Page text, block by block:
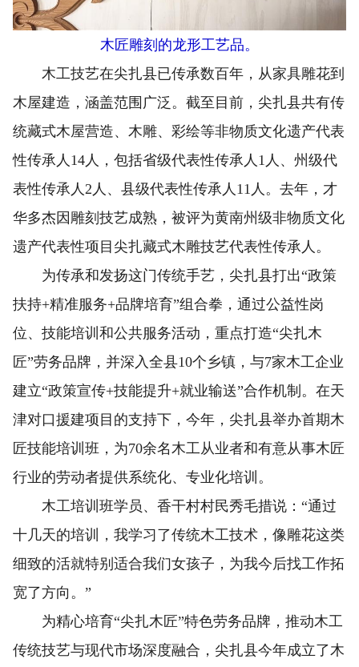
木匠雕刻的龙形工艺品。
木工技艺在尖扎县已传承数百年，从家具雕花到
木屋建造，涵盖范围广泛。截至目前，尖扎县共有传
统藏式木屋营造、木雕、彩绘等非物质文化遗产代表
性传承人14人，包括省级代表性传承人1人、州级代
表性传承人2人、县级代表性传承人11人。去年，才
华多杰因雕刻技艺成熟，被评为黄南州级非物质文化
遗产代表性项目尖扎藏式木雕技艺代表性传承人。
为传承和发扬这门传统手艺，尖扎县打出“政策
扶持+精准服务+品牌培育”组合拳，通过公益性岗
位、技能培训和公共服务活动，重点打造“尖扎木
匠”劳务品牌，并深入全县10个乡镇，与7家木工企业
建立“政策宣传+技能提升+就业输送”合作机制。在天
津对口援建项目的支持下，今年，尖扎县举办首期木
匠技能培训班，为70余名木工从业者和有意从事木匠
行业的劳动者提供系统化、专业化培训。
木工培训班学员、香干村村民秀毛措说：“通过
十几天的培训，我学习了传统木工技术，像雕花这类
细致的活就特别适合我们女孩子，为我今后找工作拓
宽了方向。”
为精心培育“尖扎木匠”特色劳务品牌，推动木工
传统技艺与现代市场深度融合，尖扎县今年成立了木